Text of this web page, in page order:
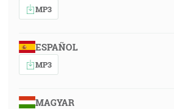
MP3
ESPAÑOL
MP3
MAGYAR